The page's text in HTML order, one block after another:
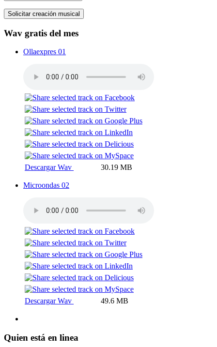
Solicitar creación musical
Wav gratis del mes
Ollaexpres 01
Descargar Wav 30.19 MB
Microondas 02
Descargar Wav 49.6 MB
Quien está en linea